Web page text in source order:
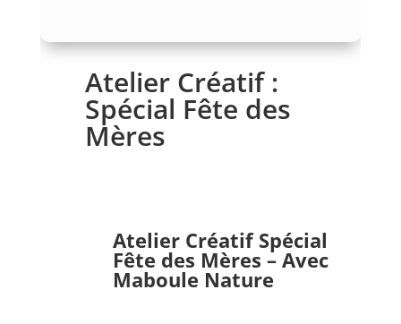
Atelier Créatif :
Spécial Fête des
Mères
Atelier Créatif Spécial
Fête des Mères – Avec
Maboule Nature